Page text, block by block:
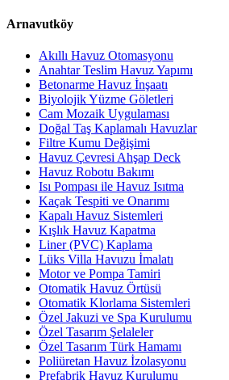
Arnavutköy
Akıllı Havuz Otomasyonu
Anahtar Teslim Havuz Yapımı
Betonarme Havuz İnşaatı
Biyolojik Yüzme Göletleri
Cam Mozaik Uygulaması
Doğal Taş Kaplamalı Havuzlar
Filtre Kumu Değişimi
Havuz Çevresi Ahşap Deck
Havuz Robotu Bakımı
Isı Pompası ile Havuz Isıtma
Kaçak Tespiti ve Onarımı
Kapalı Havuz Sistemleri
Kışlık Havuz Kapatma
Liner (PVC) Kaplama
Lüks Villa Havuzu İmalatı
Motor ve Pompa Tamiri
Otomatik Havuz Örtüsü
Otomatik Klorlama Sistemleri
Özel Jakuzi ve Spa Kurulumu
Özel Tasarım Şelaleler
Özel Tasarım Türk Hamamı
Poliüretan Havuz İzolasyonu
Prefabrik Havuz Kurulumu